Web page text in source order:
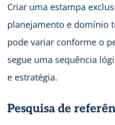
Criar uma estampa
planejamento e domínio
pode variar conforme o
segue uma sequência
e estratégia.
Pesquisa de